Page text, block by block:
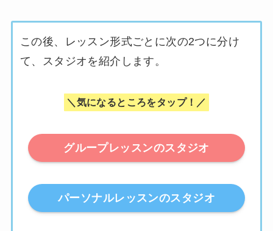
この後、レッスン形式ごとに次の2つに分け
て、スタジオを紹介します。
＼気になるところをタップ！／
グループレッスンのスタジオ
パーソナルレッスンのスタジオ